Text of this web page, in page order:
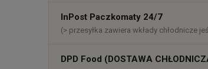
InPost Paczkomaty 24/7
(> przesyłka zawiera wkłady chłodnicze
DPD Food (DOSTAWA